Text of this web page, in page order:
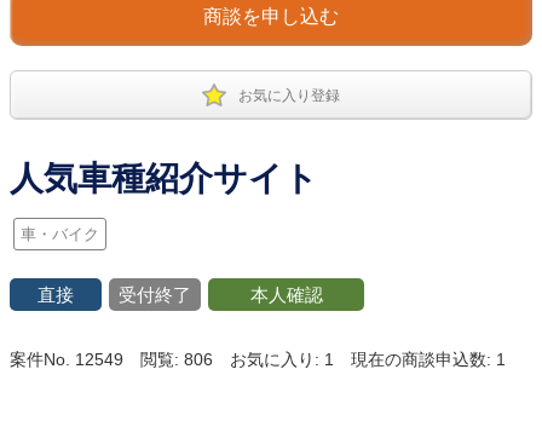
商談を申し込む
お気に入り登録
人気車種紹介サイト
車・バイク
直接 受付終了 本人確認
案件No. 12549 閲覧: 806 お気に入り: 1 現在の商談申込数: 1